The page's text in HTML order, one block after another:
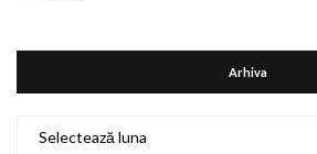
Arhiva